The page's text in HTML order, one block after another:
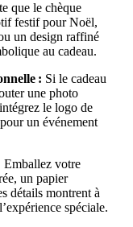
que le chèque
festif pour Noël,
un design raffiné
au cadeau.
: Si le cadeau
une photo
le logo de
un événement
Emballez votre
un papier
détails montrent à
spéciale.